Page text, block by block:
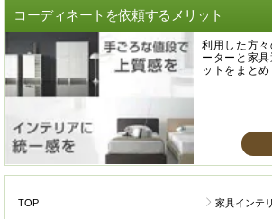
コーディネートを依頼するメリット
利用した方
ーターと家
ットをまとめ
TOP 家具インテ